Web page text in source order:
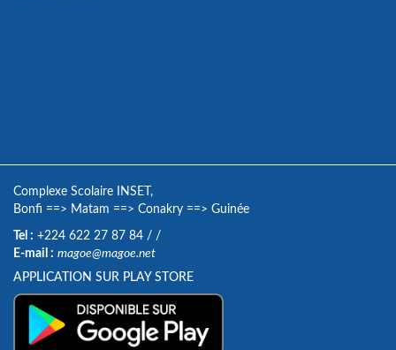
Complexe Scolaire INSET,
Bonfi ==> Matam ==> Conakry ==> Guinée
Tel : +224 622 27 87 84 / /
E-mail : magoe@magoe.net
APPLICATION SUR PLAY STORE